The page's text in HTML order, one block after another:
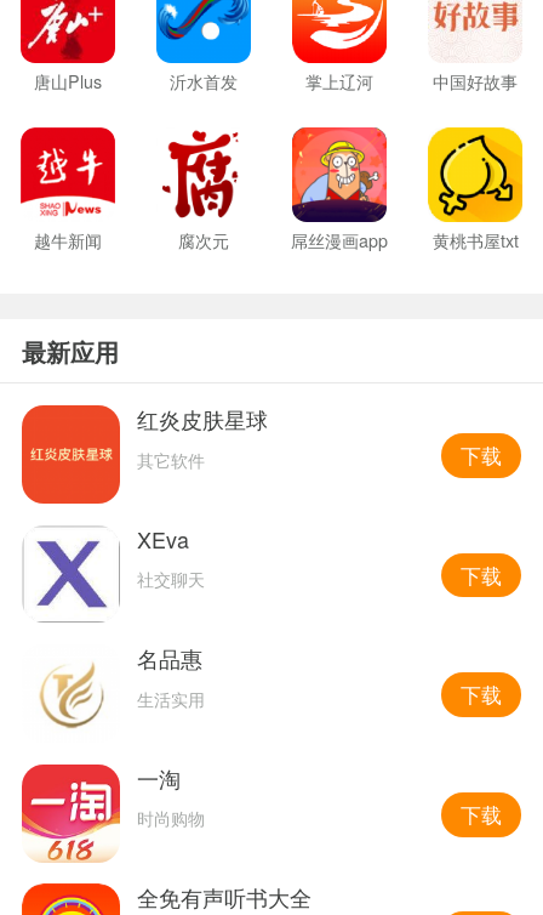
唐山Plus 沂水首发 掌上辽河 中国好故事
越牛新闻 腐次元 屌丝漫画app 黄桃书屋txt
最新应用
红炎皮肤星球
其它软件 下载
XEva
社交聊天 下载
名品惠
生活实用 下载
一淘
时尚购物 下载
全免有声听书大全